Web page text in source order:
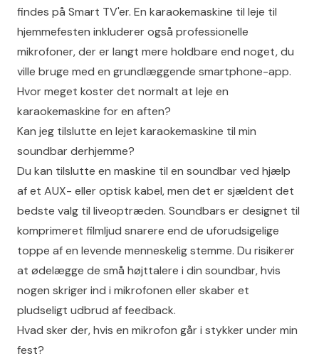
findes på Smart TV'er. En karaokemaskine til leje til
hjemmefesten inkluderer også professionelle
mikrofoner, der er langt mere holdbare end noget, du
ville bruge med en grundlæggende smartphone-app.
Hvor meget koster det normalt at leje en
karaokemaskine for en aften?
Kan jeg tilslutte en lejet karaokemaskine til min
soundbar derhjemme?
Du kan tilslutte en maskine til en soundbar ved hjælp
af et AUX- eller optisk kabel, men det er sjældent det
bedste valg til liveoptræden. Soundbars er designet til
komprimeret filmljud snarere end de uforudsigelige
toppe af en levende menneskelig stemme. Du risikerer
at ødelægge de små højttalere i din soundbar, hvis
nogen skriger ind i mikrofonen eller skaber et
pludseligt udbrud af feedback.
Hvad sker der, hvis en mikrofon går i stykker under min
fest?